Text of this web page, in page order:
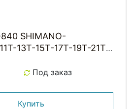
13T-15T-17T-19T-21T-
Под заказ
Купить